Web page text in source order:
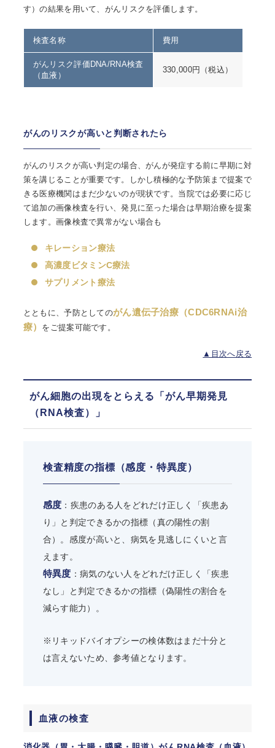
す）の結果を用いて、がんリスクを評価します。
検査名称 費用
がんリスク評価DNA/RNA検査
（血液）
330,000円（税込）
がんのリスクが高いと判断されたら
がんのリスクが高い判定の場合、がんが発症する前に早期に対
策を講じることが重要です。しかし積極的な予防策まで提案で
きる医療機関はまだ少ないのが現状です。当院では必要に応じ
て追加の画像検査を行い、発見に至った場合は早期治療を提案
します。画像検査で異常がない場合も
キレーション療法
高濃度ビタミンC療法
サプリメント療法
とともに、予防としてのがん遺伝子治療（CDC6RNAi治
療）
をご提案可能です。
▲目次へ戻る
がん細胞の出現をとらえる「がん早期発見
（RNA検査）」
検査精度の指標（感度・特異度）
感度 ：疾患のある人をどれだけ正しく「疾患あ
り」と判定できるかの指標（真の陽性の割
合）。感度が高いと、病気を見逃しにくいと言
えます。
特異度 ：病気のない人をどれだけ正しく「疾患
なし」と判定できるかの指標（偽陽性の割合を
減らす能力）。
※リキッドバイオプシーの検体数はまだ十分と
は言えないため、参考値となります。
血液の検査